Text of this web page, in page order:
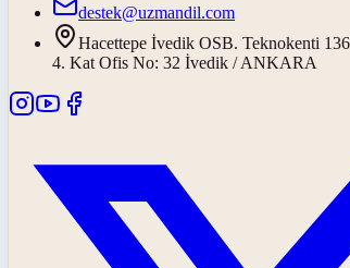
destek@uzmandil.com
Hacettepe İvedik OSB. Teknokenti
4. Kat Ofis No: 32 İvedik / ANKARA